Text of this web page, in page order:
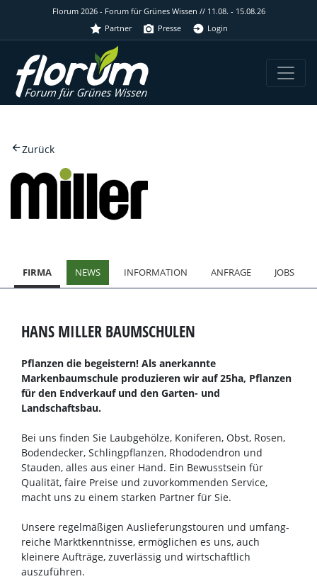
Florum 2026 - Forum für Grünes Wissen // 11.08. - 15.08.26
Partner
Presse Login
Zurück
FIRMA NEWS INFORMATION ANFRAGE JOBS
HANS MILLER BAUMSCHULEN
Pflanzen die begeistern! Als anerkannte
Markenbaumschule produzieren wir auf 25ha, Pflanzen
für den Endverkauf und den Garten- und
Landschaftsbau.
Bei uns finden Sie Laubgehölze, Koniferen, Obst, Rosen,
Bodendecker, Schlingpflanzen, Rhododendron und
Stauden, alles aus einer Hand. Ein Bewusstsein für
Qualität, faire Preise und zuvorkommenden Service,
macht uns zu einem starken Partner für Sie.
Unsere regelmäßigen Auslieferungstouren und umfang-
reiche Marktkenntnisse, ermöglichen es uns, auch
kleinere Aufträge, zuverlässig und wirtschaftlich
auszuführen.